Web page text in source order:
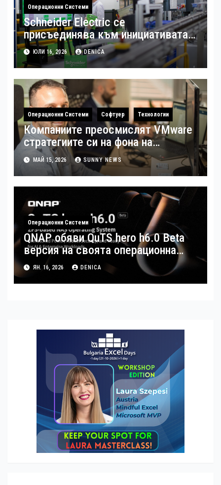
Операционни Системи
Schneider Electric се
присъединява към инициативата
на Световния икономически
форум за създаването на модел с
отворен код за дигиталната
трансформация на
производството
ЮЛИ 16, 2026 DENICA
Операционни Системи Софтуер Технологии
Компаниите преосмислят VMware
стратегиите си на фона на
растящите разходи за
виртуализация
МАЙ 15, 2026 SUNNY NEWS
Операционни Системи
QNAP обяви QuTS hero h6.0 Beta
версия на своята операционна
система
ЯН. 16, 2026 DENICA